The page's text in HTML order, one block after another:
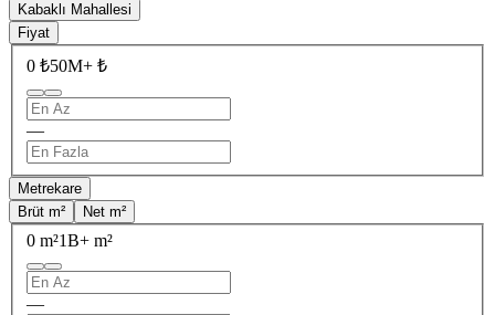
Kabaklı Mahallesi
Fiyat
0 ₺50M+ ₺
—
Metrekare
Brüt m²
Net m²
0 m²1B+ m²
—